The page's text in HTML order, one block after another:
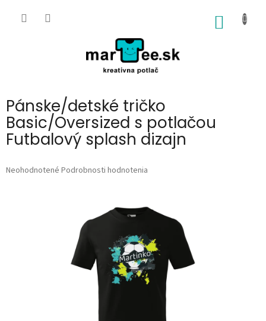
Pánske/detské tričko
Basic/Oversized s potlačou
Futbalový splash dizajn
Priemerné
Neohodnotené Podrobnosti hodnotenia